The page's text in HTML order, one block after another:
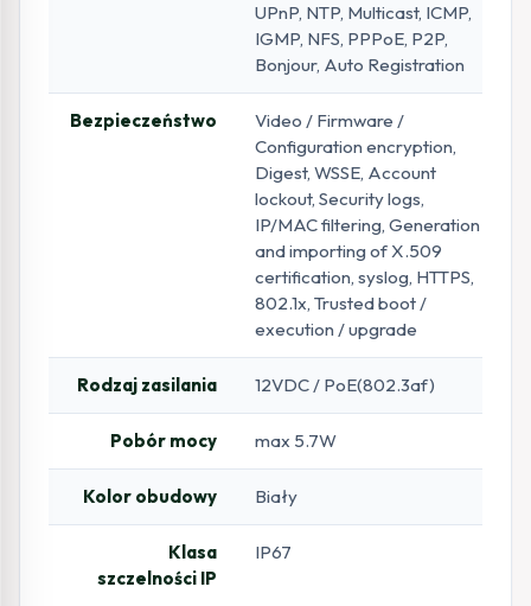
UPnP, NTP, Multicast, ICMP,
IGMP, NFS, PPPoE, P2P,
Bonjour, Auto Registration
Bezpieczeństwo
Video / Firmware /
Configuration encryption,
Digest, WSSE, Account
lockout, Security logs,
IP/MAC filtering, Generation
and importing of X.509
certification, syslog, HTTPS,
802.1x, Trusted boot /
execution / upgrade
Rodzaj zasilania 12VDC / PoE(802.3af)
Pobór mocy max 5.7W
Kolor obudowy Biały
Klasa
szczelności IP
IP67